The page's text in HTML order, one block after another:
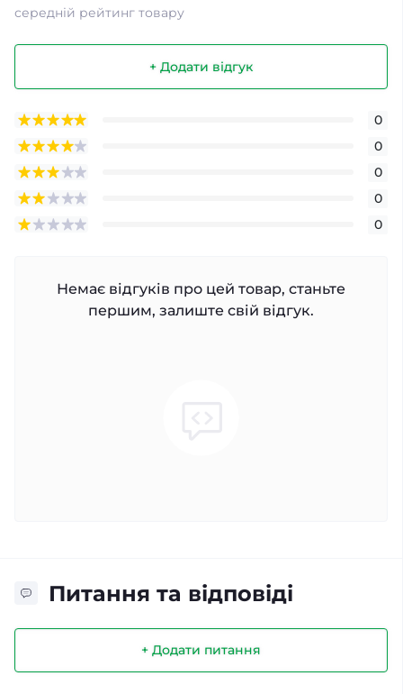
середній рейтинг товару
+ Додати відгук
0
0
0
0
0
Немає відгуків про цей товар, станьте
першим, залиште свій відгук.
Питання та відповіді
+ Додати питання